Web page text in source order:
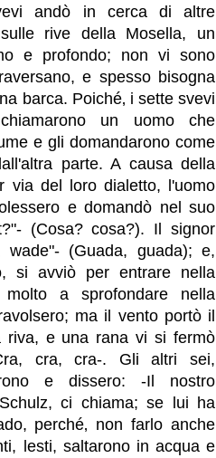
andò in cerca di altre
rive della Mosella, un
e profondo; non vi sono
e spesso bisogna
barca. Poiché‚ i sette svevi
un uomo che
e gli domandarono come
parte. A causa della
via del loro dialetto, l'uomo
e domandò nel suo
(Cosa? cosa?). Il signor
wade"- (Guada, guada); e,
si avviò per entrare nella
a sprofondare nella
ma il vento portò il
riva, e una rana vi si fermò
cra, cra-. Gli altri sei,
e dissero: -Il nostro
ci chiama; se lui ha
perché‚ non farlo anche
lesti, saltarono in acqua e